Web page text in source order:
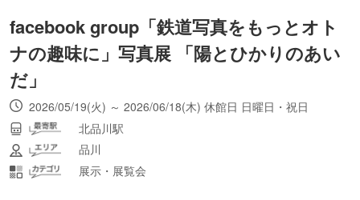
facebook group「鉄道写真をもっとオト
ナの趣味に」写真展 「陽とひかりのあい
だ」
2026/05/19(火) ～ 2026/06/18(木) 休館日 日曜日・祝日
北品川駅
品川
展示・展覧会